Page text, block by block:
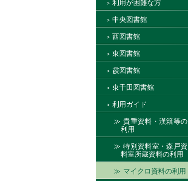
利用が困難な方
中央図書館
西図書館
東図書館
霞図書館
東千田図書館
利用ガイド
貴重資料・漢籍等の
利用
特別資料室・森戸資
料室所蔵資料の利用
マイクロ資料の利用